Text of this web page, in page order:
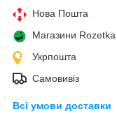
Нова Пошта
Магазини Rozetka
Укрпошта
Самовивіз
Всі умови доставки